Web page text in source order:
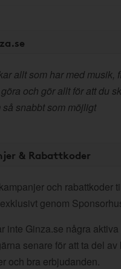
allt som har med musik,
och gör allt för att du
så snabbt som möjligt
& Rabattkoder
och rabattkoder
genom
inte Ginza.se några
senare för att ta del av
och bra erbjudanden.